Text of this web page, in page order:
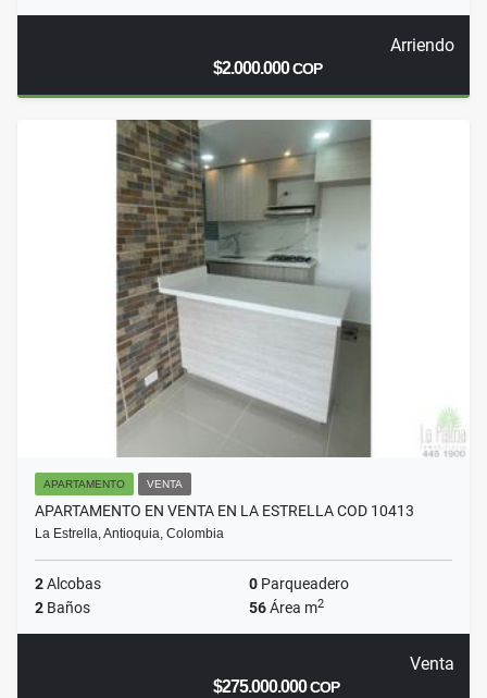
Arriendo
$2.000.000COP
APARTAMENTO VENTA
APARTAMENTO EN VENTA EN LA ESTRELLA COD 10413
La Estrella, Antioquia, Colombia
2Alcobas 0 Parqueadero
2 Baños 56Área m2
Venta
$275.000.000COP